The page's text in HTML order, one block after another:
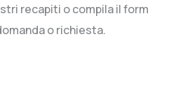
recapiti o compila il form
o richiesta.